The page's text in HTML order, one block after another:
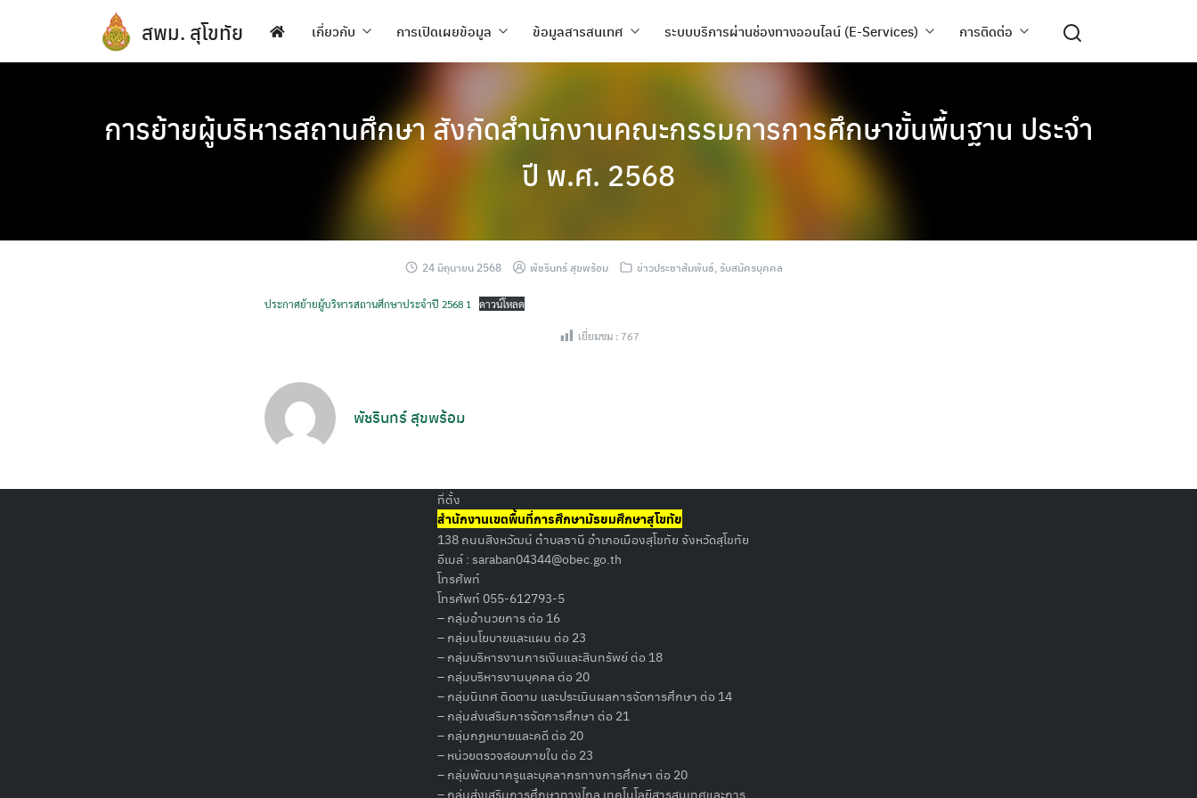
สพม. สุโขทัย เกี่ยวกับ การเปิดเผยข้อมูล ข้อมูลสารสนเทศ ระบบบริการผ่านช่องทางออนไลน์ (E-Services) การติดต่อ
การย้ายผู้บริหารสถานศึกษา สังกัดสำนักงานคณะกรรมการการศึกษาขั้นพื้นฐาน ประจำ
ปี พ.ศ. 2568
24 มิถุนายน 2568 พัชรินทร์ สุขพร้อม ข่าวประชาสัมพันธ์, รับสมัครบุคคล
ประกาศย้ายผู้บริหารสถานศึกษาประจำปี 2568 1 ดาวน์โหลด
เยี่ยมชม : 767
พัชรินทร์ สุขพร้อม
ที่ตั้ง
สำนักงานเขตพื้นที่การศึกษามัธยมศึกษาสุโขทัย
138 ถนนสิงหวัฒน์ ตำบลธานี อำเภอเมืองสุโขทัย จังหวัดสุโขทัย
อีเมล์ : saraban04344@obec.go.th
โทรศัพท์
โทรศัพท์ 055-612793-5
– กลุ่มอำนวยการ ต่อ 16
– กลุ่มนโยบายและแผน ต่อ 23
– กลุ่มบริหารงานการเงินและสินทรัพย์ ต่อ 18
– กลุ่มบริหารงานบุคคล ต่อ 20
– กลุ่มนิเทศ ติดตาม และประเมินผลการจัดการศึกษา ต่อ 14
– กลุ่มส่งเสริมการจัดการศึกษา ต่อ 21
– กลุ่มกฏหมายและคดี ต่อ 20
– หน่วยตรวจสอบภายใน ต่อ 23
– กลุ่มพัฒนาครูและบุคลากรทางการศึกษา ต่อ 20
– กลุ่มส่งเสริมการศึกษาทางไกล เทคโนโลยีสารสนเทศและการ